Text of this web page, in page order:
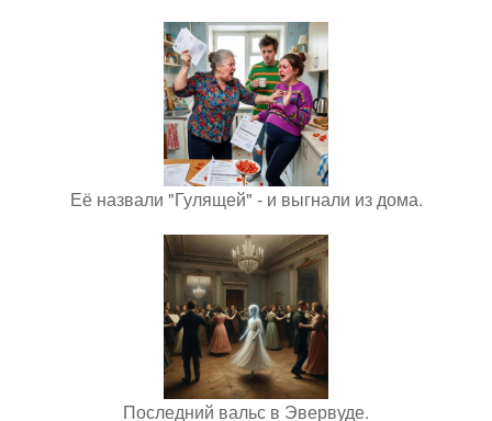
Её назвали "Гулящей" - и выгнали из дома.
Последний вальс в Эвервуде.